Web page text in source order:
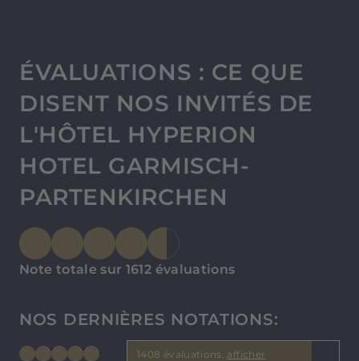
ÉVALUATIONS : CE QUE
DISENT NOS INVITÉS DE
L'HÔTEL HYPERION
HOTEL GARMISCH-
PARTENKIRCHEN
Note totale sur 1612 évaluations
NOS DERNIÈRES NOTATIONS:
1408 évaluations, afficher